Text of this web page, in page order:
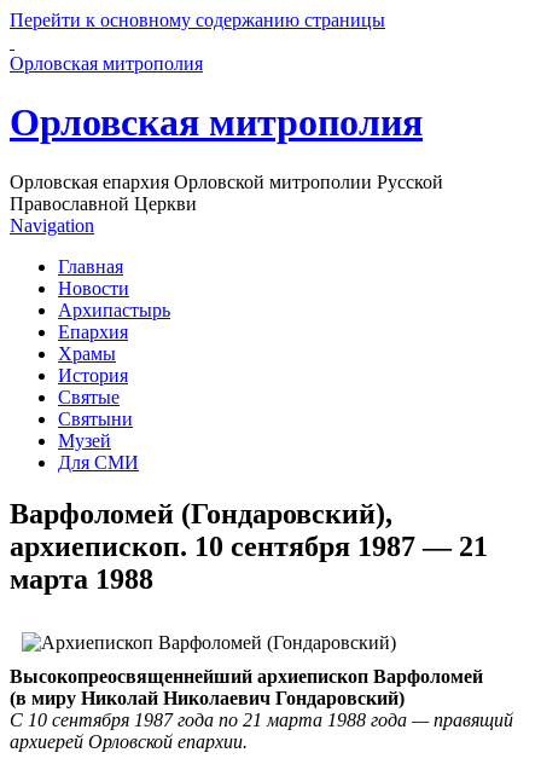
Перейти к основному содержанию страницы
Орловская митрополия
Орловская митрополия
Орловская епархия Орловской митрополии Русской
Православной Церкви
Navigation
Главная
Новости
Архипастырь
Епархия
Храмы
История
Святые
Святыни
Музей
Для СМИ
Варфоломей (Гондаровский),
архиепископ. 10 сентября 1987 — 21
марта 1988
Высокопреосвященнейший архиепископ Варфоломей
(в миру Николай Николаевич Гондаровский)
С 10 сентября 1987 года по 21 марта 1988 года — правящий
архиерей Орловской епархии.